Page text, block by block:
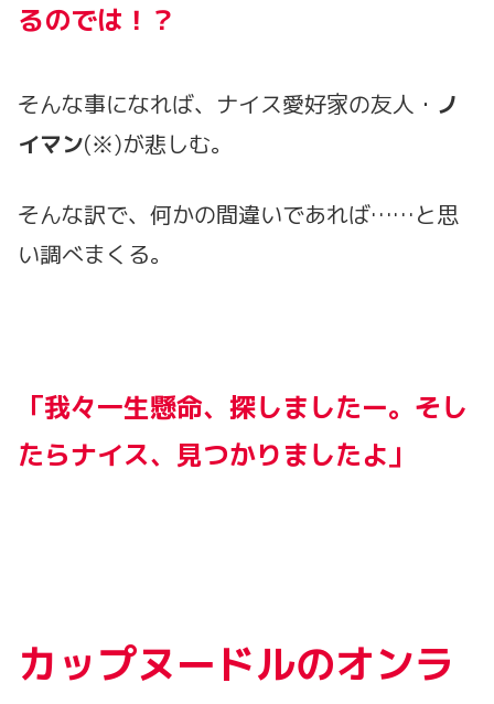
るのでは！？
そんな事になれば、ナイス愛好家の友人・ ノ
イマン(※)が悲しむ。
そんな訳で、何かの間違いであれば……と思
い調べまくる。
「我々一生懸命、探しましたー。そし
たらナイス、見つかりましたよ」
カップヌードルのオンラ